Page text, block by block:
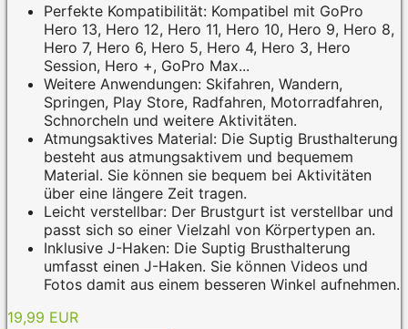
Perfekte Kompatibilität: Kompatibel mit GoPro
Hero 13, Hero 12, Hero 11, Hero 10, Hero 9, Hero 8,
Hero 7, Hero 6, Hero 5, Hero 4, Hero 3, Hero
Session, Hero +, GoPro Max...
Weitere Anwendungen: Skifahren, Wandern,
Springen, Play Store, Radfahren, Motorradfahren,
Schnorcheln und weitere Aktivitäten.
Atmungsaktives Material: Die Suptig Brusthalterung
besteht aus atmungsaktivem und bequemem
Material. Sie können sie bequem bei Aktivitäten
über eine längere Zeit tragen.
Leicht verstellbar: Der Brustgurt ist verstellbar und
passt sich so einer Vielzahl von Körpertypen an.
Inklusive J-Haken: Die Suptig Brusthalterung
umfasst einen J-Haken. Sie können Videos und
Fotos damit aus einem besseren Winkel aufnehmen.
19,99 EUR